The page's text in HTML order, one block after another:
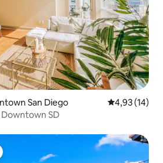
San Diego Gemiddelde
4,93 (14)
Downtown SD